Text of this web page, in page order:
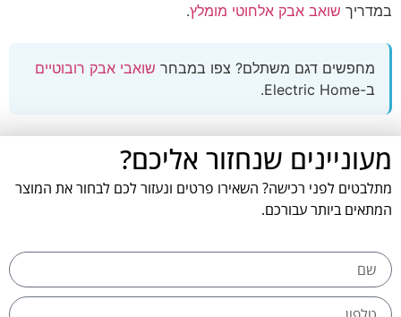
במדריך שואב אבק אלחוטי מומלץ.
מחפשים דגם משתלם? צפו במבחר שואבי אבק רובוטיים
ב-Electric Home.
מעוניינים שנחזור אליכם?
מתלבטים לפני רכישה? השאירו פרטים ונעזור לכם לבחור את המוצר
המתאים ביותר עבורכם.